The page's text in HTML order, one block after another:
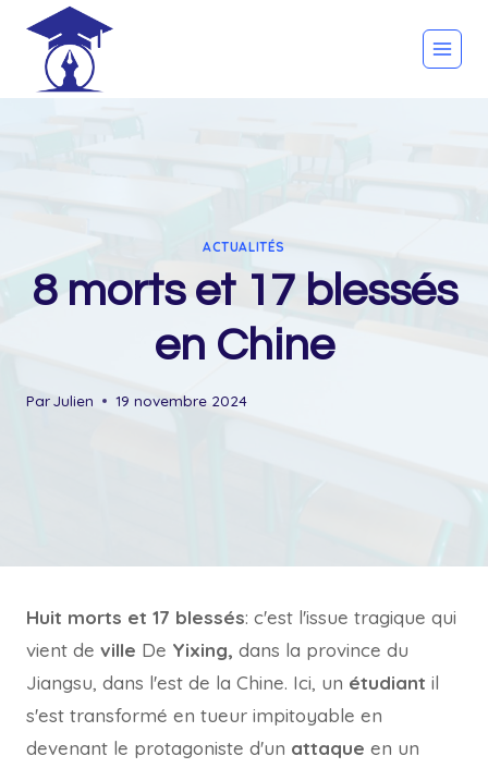
content
ACTUALITÉS
8 morts et 17 blessés
en Chine
ParJulien 19 novembre 2024
Huit morts et 17 blessés: c'est l'issue tragique qui
vient de ville De Yixing, dans la province du
Jiangsu, dans l'est de la Chine. Ici, un étudiant il
s'est transformé en tueur impitoyable en
devenant le protagoniste d'un attaque en un